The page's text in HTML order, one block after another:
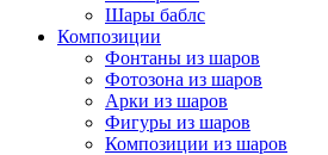
Шары баблс
Композиции
Фонтаны из шаров
Фотозона из шаров
Арки из шаров
Фигуры из шаров
Композиции из шаров